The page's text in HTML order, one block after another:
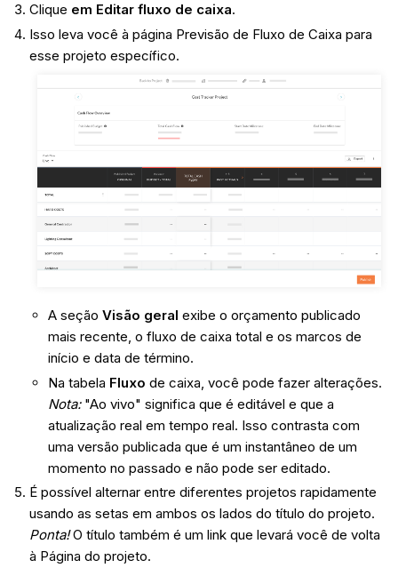
Clique em Editar fluxo de caixa.
Isso leva você à página Previsão de Fluxo de Caixa para
esse projeto específico.
A seção Visão geral exibe o orçamento publicado
mais recente, o fluxo de caixa total e os marcos de
início e data de término.
Na tabela Fluxo de caixa, você pode fazer alterações.
Nota:"Ao vivo" significa que é editável e que a
atualização real em tempo real. Isso contrasta com
uma versão publicada que é um instantâneo de um
momento no passado e não pode ser editado.
É possível alternar entre diferentes projetos rapidamente
usando as setas em ambos os lados do título do projeto.
Ponta!O título também é um link que levará você de volta
à Página do projeto.